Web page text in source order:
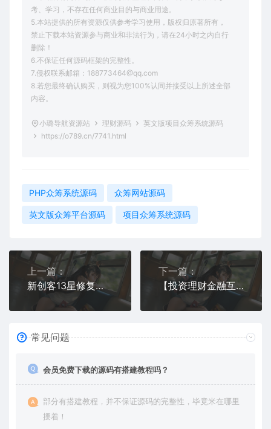
考、学习，不存在任何商业目的与商业用途。
5.本站提供的所有资源仅供参考学习使用，版权归原著所有，
禁止下载本站资源参与商业和非法行为，请在24小时之内自行
删除！
6.不保证任何源码框架的完整性。
7.侵权联系邮箱：188773464@qq.com
8.若您最终确认购买，则视为您100%认同并接受以上所述全部
内容。
小璐导航资源站 理财源码
英文版项目众筹系统源码
https://o789.cn/7741.html
PHP众筹系统源码 众筹网站源码
英文版众筹平台源码 项目众筹系统源码
上一篇：
新创客13星修复版新零售系统源码下载 | 免授权完整版
下一篇：
【投资理财金融互助平台源码】金融理财+遇见互助系统+无限设置分销层级+快返分销
常见问题
会员免费下载的源码有搭建教程吗？
部分有搭建教程，并不保证源码的完整性，毕竟米在哪里
摆着！